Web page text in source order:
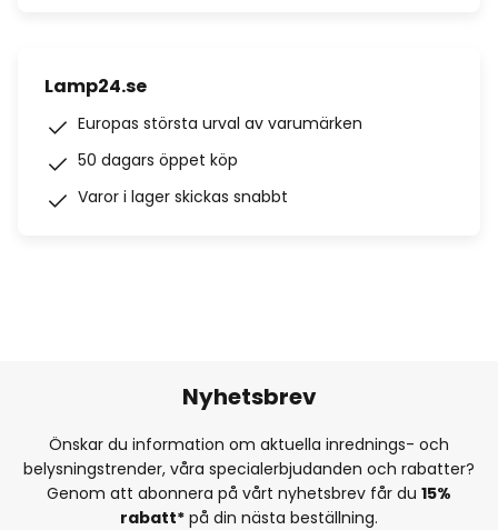
Lamp24.se
Europas största urval av varumärken
50 dagars öppet köp
Varor i lager skickas snabbt
Nyhetsbrev
Önskar du information om aktuella inrednings- och
belysningstrender, våra specialerbjudanden och rabatter?
Genom att abonnera på vårt nyhetsbrev får du 15%
rabatt* på din nästa beställning.